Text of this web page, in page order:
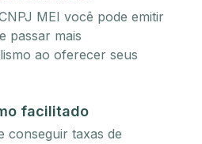
MEI você pode emitir
passar mais
ao oferecer seus
facilitado
conseguir taxas de